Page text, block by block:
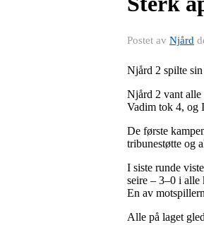
Postet av Njård
Njård 2 spilte
Njård 2 vant alle
Vadim tok 4, og
De første
tribunestøtte og
I siste runde
seire – 3–0 i alle
En av
Alle på laget